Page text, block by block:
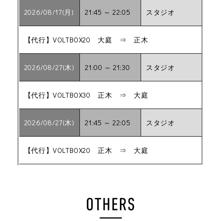
2026/08/17(月) 21:45 ～ 22:05 スタジオ
【代行】VOLTBOX20 大庭 ⇒ 正木
2026/08/27(木) 21:00 ～ 21:30 スタジオ
【代行】VOLTBOX30 正木 ⇒ 大庭
2026/08/27(木) 21:45 ～ 22:05 スタジオ
【代行】VOLTBOX20 正木 ⇒ 大庭